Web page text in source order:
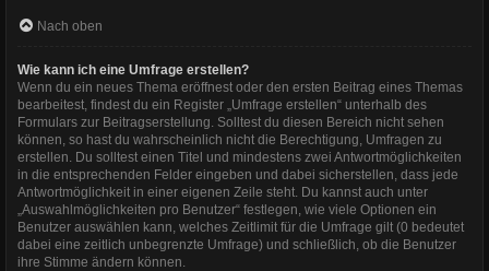
Nach oben
Wie kann ich eine Umfrage erstellen?
Wenn du ein neues Thema eröffnest oder den ersten Beitrag eines Themas
bearbeitest, findest du ein Register „Umfrage erstellen“ unterhalb des
Formulars zur Beitragserstellung. Solltest du diesen Bereich nicht sehen
können, so hast du wahrscheinlich nicht die Berechtigung, Umfragen zu
erstellen. Du solltest einen Titel und mindestens zwei Antwortmöglichkeiten
in die entsprechenden Felder eingeben und dabei sicherstellen, dass jede
Antwortmöglichkeit in einer eigenen Zeile steht. Du kannst auch unter
„Auswahlmöglichkeiten pro Benutzer“ festlegen, wie viele Optionen ein
Benutzer auswählen kann, welches Zeitlimit für die Umfrage gilt (0 bedeutet
dabei eine zeitlich unbegrenzte Umfrage) und schließlich, ob die Benutzer
ihre Stimme ändern können.